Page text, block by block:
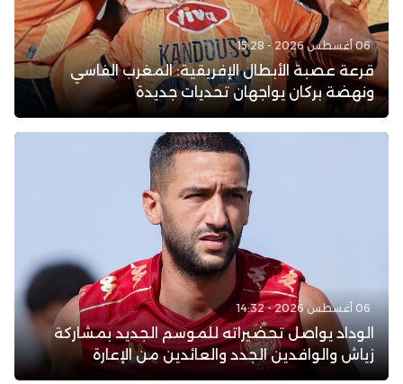
06 أغسطس 2026 - 15:28
قرعة عصبة الأبطال الإفريقية: المغرب الفاسي
ونهضة بركان يواجهان تحديات جديدة
06 أغسطس 2026 - 14:32
الوداد يواصل تحضيراته للموسم الجديد بمشاركة
زياش والوافدين الجدد والعائدين من الإعارة